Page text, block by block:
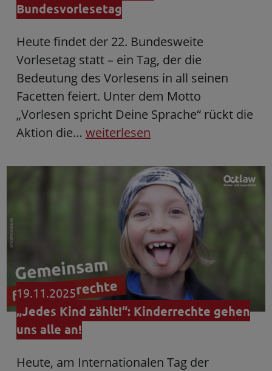
Bundesvorlesetag
Heute findet der 22. Bundesweite
Vorlesetag statt – ein Tag, der die
Bedeutung des Vorlesens in all seinen
Facetten feiert. Unter dem Motto
„Vorlesen spricht Deine Sprache“ rückt die
Aktion die… weiterlesen
19.11.2025
„Jedes Kind zählt!“: Kinderrechte gehen
uns alle an!
Heute, am Internationalen Tag der